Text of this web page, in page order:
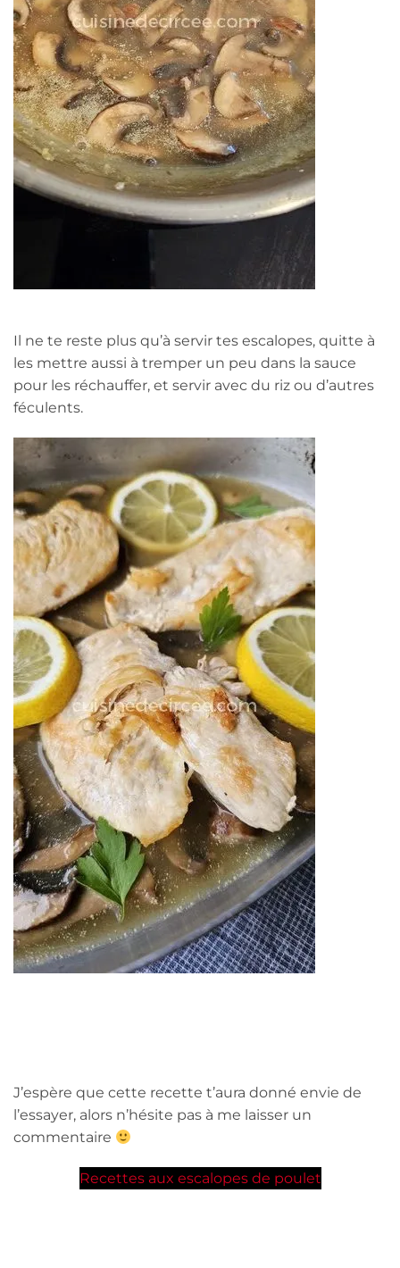
Il ne te reste plus qu’à servir tes escalopes, quitte à
les mettre aussi à tremper un peu dans la sauce
pour les réchauffer, et servir avec du riz ou d’autres
féculents.
J’espère que cette recette t’aura donné envie de
l’essayer, alors n’hésite pas à me laisser un
commentaire
Recettes aux escalopes de poulet